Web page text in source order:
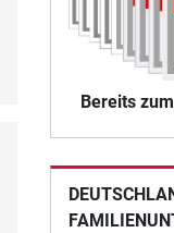
Bereits